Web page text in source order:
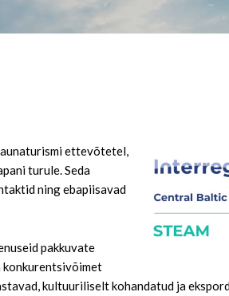
ettevõtetel,
turule. Seda
ning ebapiisavad
pakkuvate
konkurentsivõimet
kultuuriliselt kohandatud ja